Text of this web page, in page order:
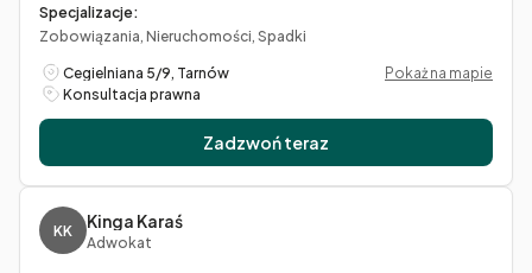
Specjalizacje:
Zobowiązania, Nieruchomości, Spadki
Cegielniana 5/9, Tarnów
Pokaż na mapie
Konsultacja prawna
Zadzwoń teraz
KK Kinga Karaś
Adwokat